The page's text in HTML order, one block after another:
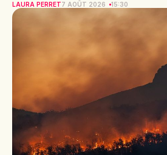
LAURA PERRET7 AOÛT 2026 15:30